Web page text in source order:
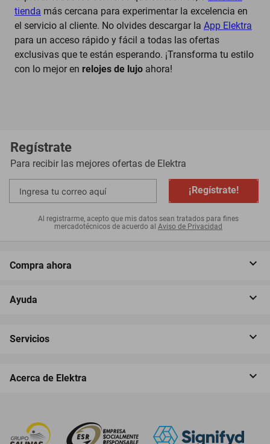
tienda más cercana para experimentar la excelencia en
el servicio al cliente. No olvides descargar la App Elektra
para un acceso rápido y fácil a todas las ofertas
exclusivas que te están esperando. ¡Transforma tu estilo
con lo mejor en relojes de lujo ahora!
Regístrate
Para recibir las mejores ofertas de Elektra
¡Regístrate!
Al registrarme, acepto que mis datos sean tratados para fines
mercadotécnicos de acuerdo al Aviso de Privacidad
Compra ahora
Ayuda
Servicios
Acerca de Elektra